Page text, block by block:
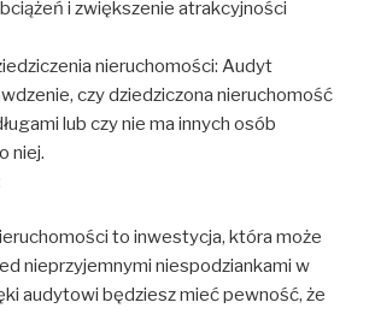
i zwiększenie atrakcyjności
nieruchomości: Audyt
czy dziedziczona nieruchomość
lub czy nie ma innych osób
niej.
to inwestycja, która może
nieprzyjemnymi niespodziankami w
audytowi będziesz mieć pewność, że